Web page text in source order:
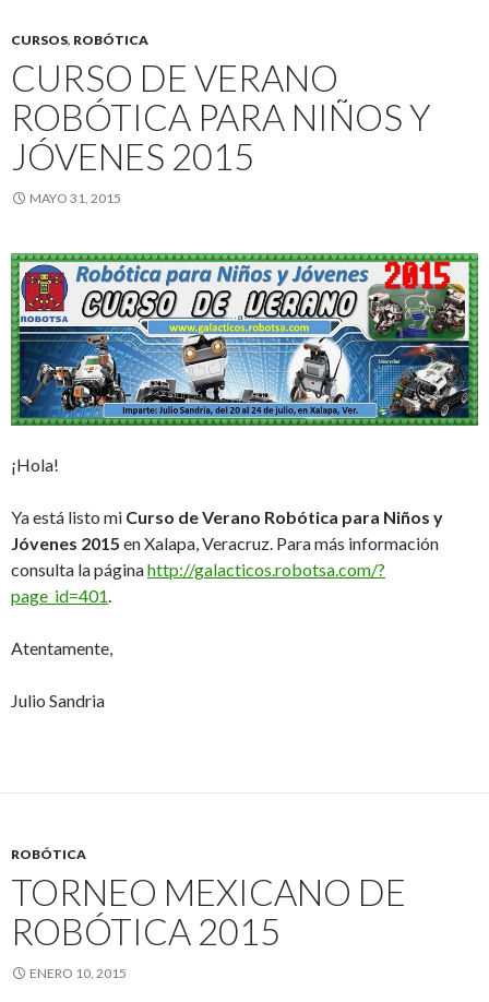
CURSOS, ROBÓTICA
CURSO DE VERANO
ROBÓTICA PARA NIÑOS Y
JÓVENES 2015
MAYO 31, 2015
¡Hola!
Ya está listo mi Curso de Verano Robótica para Niños y
Jóvenes 2015 en Xalapa, Veracruz. Para más información
consulta la páginahttp://galacticos.robotsa.com/?
page_id=401
Atentamente,
Julio Sandria
ROBÓTICA
TORNEO MEXICANO DE
ROBÓTICA 2015
ENERO 10, 2015